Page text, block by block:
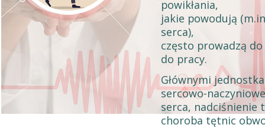
powikłania,
jakie powodują
serca),
często prowadzą
do pracy.
Głównymi
sercowo-
serca, nadciśnienie
choroba tętnic